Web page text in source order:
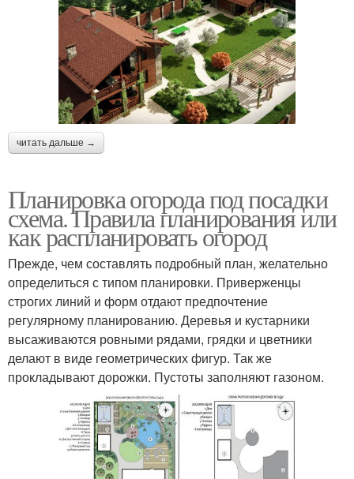
читать дальше →
Планировка огорода под посадки
схема. Правила планирования или
как распланировать огород
Прежде, чем составлять подробный план, желательно
определиться с типом планировки. Приверженцы
строгих линий и форм отдают предпочтение
регулярному планированию. Деревья и кустарники
высаживаются ровными рядами, грядки и цветники
делают в виде геометрических фигур. Так же
прокладывают дорожки. Пустоты заполняют газоном.